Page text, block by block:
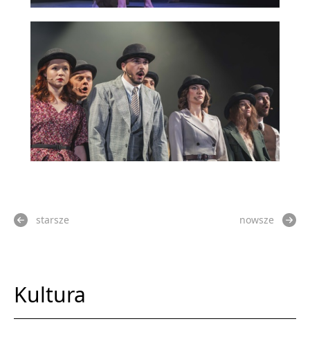
starsze nowsze
Kultura